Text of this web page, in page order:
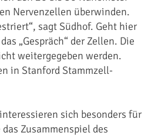
Nervenzellen überwinden.
sagt Südhof. Geht hier
„Gespräch“ der Zellen. Die
weitergegeben werden.
in Stanford Stammzell-
sich besonders für
Zusammenspiel des